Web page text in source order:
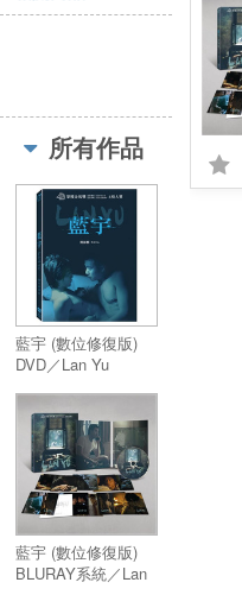
所有作品
藍宇 (數位修復版)
DVD／Lan Yu
藍宇 (數位修復版)
BLURAY系統／Lan